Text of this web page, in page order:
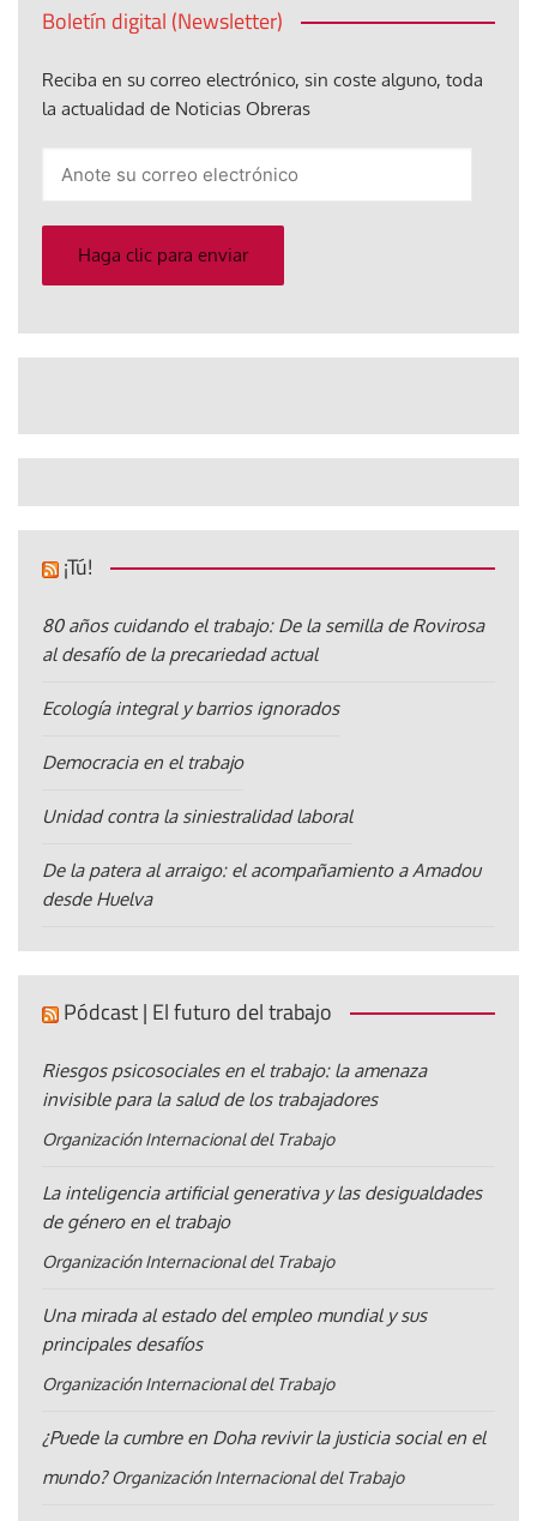
Boletín digital (Newsletter)
Reciba en su correo electrónico, sin coste alguno, toda
la actualidad de Noticias Obreras
electrónico
Haga clic para enviar
¡Tú!
80 años cuidando el trabajo: De la semilla de Rovirosa
al desafío de la precariedad actual
Ecología integral y barrios ignorados
Democracia en el trabajo
Unidad contra la siniestralidad laboral
De la patera al arraigo: el acompañamiento a Amadou
desde Huelva
Pódcast | El futuro del trabajo
Riesgos psicosociales en el trabajo: la amenaza
invisible para la salud de los trabajadores
Organización Internacional del Trabajo
La inteligencia artificial generativa y las desigualdades
de género en el trabajo
Organización Internacional del Trabajo
Una mirada al estado del empleo mundial y sus
principales desafíos
Organización Internacional del Trabajo
¿Puede la cumbre en Doha revivir la justicia social en el
mundo? Organización Internacional del Trabajo